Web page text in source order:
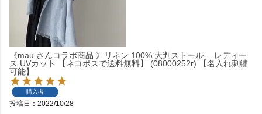
《mau.さんコラボ商品 》リネン 100% 大判ストール レディー
ス UVカット 【ネコポスで送料無料】 (08000252r) 【名入れ刺繍
可能】
購入者
投稿日 2022/10/28